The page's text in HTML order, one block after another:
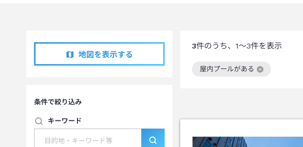
地図を表示する
条件で絞り込み
キーワード
3件のうち、 1～3件を表示
屋内プールがある
この絞り込み条件を解除